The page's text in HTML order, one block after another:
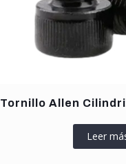
Tornillo Allen
Leer